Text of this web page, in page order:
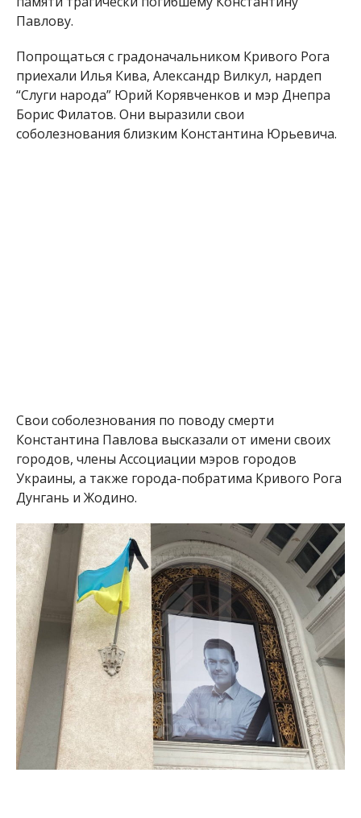
Павлову.
Попрощаться с градоначальником Кривого Рога
приехали Илья Кива, Александр Вилкул, нардеп
“Слуги народа” Юрий Корявченков и мэр Днепра
Борис Филатов. Они выразили свои
соболезнования близким Константина Юрьевича.
Свои соболезнования по поводу смерти
Константина Павлова высказали от имени своих
городов, члены Ассоциации мэров городов
Украины, а также города-побратима Кривого Рога
Дунгань и Жодино.